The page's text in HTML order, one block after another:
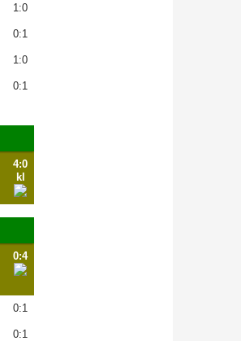
1:0
0:1
1:0
0:1
4:0
kl
0:4
0:1
0:1